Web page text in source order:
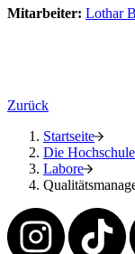
Mitarbeiter: Lothar
Zurück
Startseite
Die Hochschule
Labore